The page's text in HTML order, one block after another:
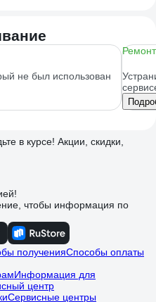
не был использован
в курсе! Акции, скидки,
чтобы информация по
полученияСпособы оплаты
Информация для
центр
Сервисные центры